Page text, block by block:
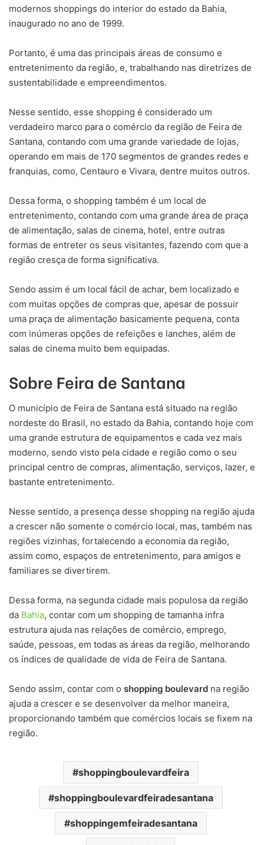
modernos shoppings do interior do estado da Bahia,
inaugurado no ano de 1999.
Portanto, é uma das principais áreas de consumo e
entretenimento da região, e, trabalhando nas diretrizes de
sustentabilidade e empreendimentos.
Nesse sentido, esse shopping é considerado um
verdadeiro marco para o comércio da região de Feira de
Santana, contando com uma grande variedade de lojas,
operando em mais de 170 segmentos de grandes redes e
franquias, como, Centauro e Vivara, dentre muitos outros.
Dessa forma, o shopping também é um local de
entretenimento, contando com uma grande área de praça
de alimentação, salas de cinema, hotel, entre outras
formas de entreter os seus visitantes, fazendo com que a
região cresça de forma significativa.
Sendo assim é um local fácil de achar, bem localizado e
com muitas opções de compras que, apesar de possuir
uma praça de alimentação basicamente pequena, conta
com inúmeras opções de refeições e lanches, além de
salas de cinema muito bem equipadas.
Sobre Feira de Santana
O município de Feira de Santana está situado na região
nordeste do Brasil, no estado da Bahia, contando hoje com
uma grande estrutura de equipamentos e cada vez mais
moderno, sendo visto pela cidade e região como o seu
principal centro de compras, alimentação, serviços, lazer, e
bastante entretenimento.
Nesse sentido, a presença desse shopping na região ajuda
a crescer não somente o comércio local, mas, também nas
regiões vizinhas, fortalecendo a economia da região,
assim como, espaços de entretenimento, para amigos e
familiares se divertirem.
Dessa forma, na segunda cidade mais populosa da região
da Bahia, contar com um shopping de tamanha infra
estrutura ajuda nas relações de comércio, emprego,
saúde, pessoas, em todas as áreas da região, melhorando
os índices de qualidade de vida de Feira de Santana.
Sendo assim, contar com o shopping boulevard na região
ajuda a crescer e se desenvolver da melhor maneira,
proporcionando também que comércios locais se fixem na
região.
shoppingboulevardfeira
shoppingboulevardfeiradesantana
shoppingemfeiradesantana